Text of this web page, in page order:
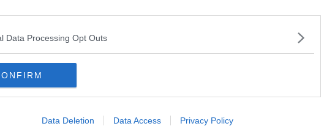
Data Processing Opt Outs
Data Deletion Data Access Privacy Policy
iscriviti alla
nella tua casella di posta.